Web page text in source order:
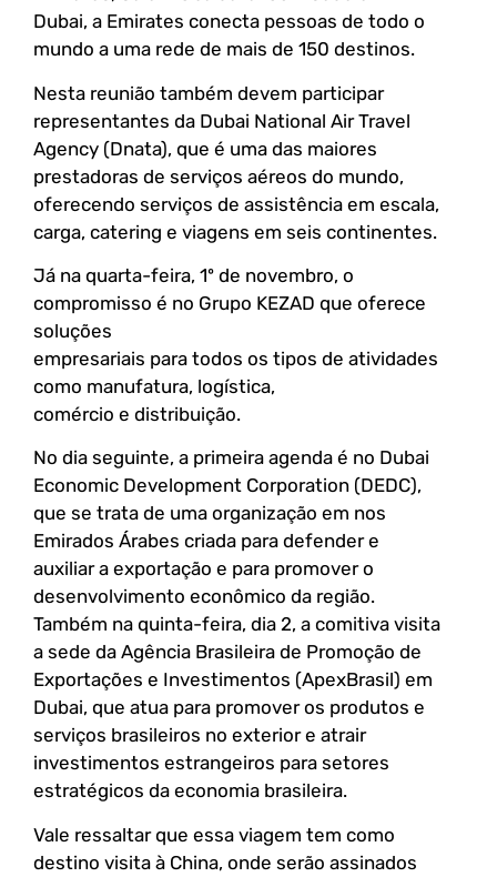
Dubai, a Emirates conecta pessoas de todo o
mundo a uma rede de mais de 150 destinos.
Nesta reunião também devem participar
representantes da Dubai National Air Travel
Agency (Dnata), que é uma das maiores
prestadoras de serviços aéreos do mundo,
oferecendo serviços de assistência em escala,
carga, catering e viagens em seis continentes.
Já na quarta-feira, 1º de novembro, o
compromisso é no Grupo KEZAD que oferece
soluções
empresariais para todos os tipos de atividades
como manufatura, logística,
comércio e distribuição.
No dia seguinte, a primeira agenda é no Dubai
Economic Development Corporation (DEDC),
que se trata de uma organização em nos
Emirados Árabes criada para defender e
auxiliar a exportação e para promover o
desenvolvimento econômico da região.
Também na quinta-feira, dia 2, a comitiva visita
a sede da Agência Brasileira de Promoção de
Exportações e Investimentos (ApexBrasil) em
Dubai, que atua para promover os produtos e
serviços brasileiros no exterior e atrair
investimentos estrangeiros para setores
estratégicos da economia brasileira.
Vale ressaltar que essa viagem tem como
destino visita à China, onde serão assinados